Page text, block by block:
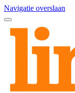
Navigatie overslaan